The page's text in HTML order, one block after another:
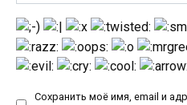
Сохранить моё имя, email и